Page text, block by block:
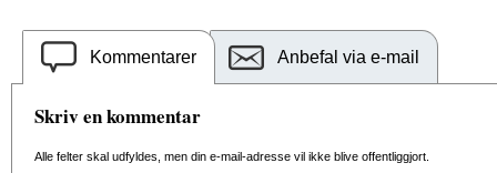
Kommentarer Anbefal via e-mail
Skriv en kommentar
Alle felter skal udfyldes, men din e-mail-adresse vil ikke blive offentliggjort.